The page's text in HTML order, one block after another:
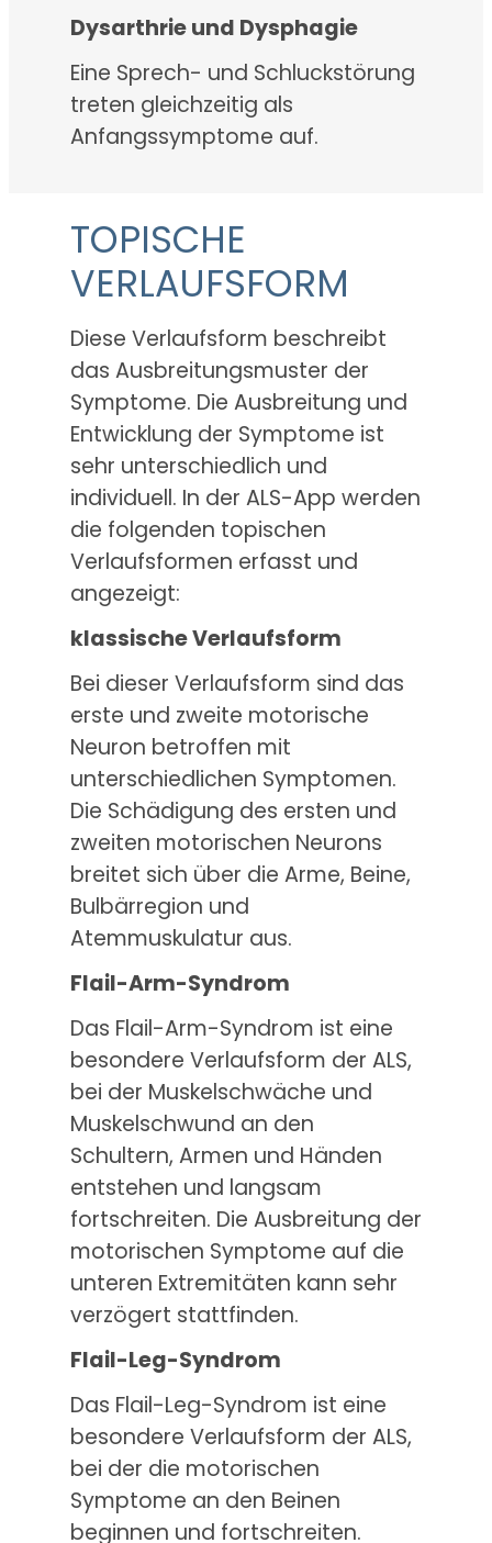
Dysarthrie und Dysphagie
Eine Sprech- und Schluckstörung
treten gleichzeitig als
Anfangssymptome auf.
TOPISCHE
VERLAUFSFORM
Diese Verlaufsform beschreibt
das Ausbreitungsmuster der
Symptome. Die Ausbreitung und
Entwicklung der Symptome ist
sehr unterschiedlich und
individuell. In der ALS-App werden
die folgenden topischen
Verlaufsformen erfasst und
angezeigt:
klassische Verlaufsform
Bei dieser Verlaufsform sind das
erste und zweite motorische
Neuron betroffen mit
unterschiedlichen Symptomen.
Die Schädigung des ersten und
zweiten motorischen Neurons
breitet sich über die Arme, Beine,
Bulbärregion und
Atemmuskulatur aus.
Flail-Arm-Syndrom
Das Flail-Arm-Syndrom ist eine
besondere Verlaufsform der ALS,
bei der Muskelschwäche und
Muskelschwund an den
Schultern, Armen und Händen
entstehen und langsam
fortschreiten. Die Ausbreitung der
motorischen Symptome auf die
unteren Extremitäten kann sehr
verzögert stattfinden.
Flail-Leg-Syndrom
Das Flail-Leg-Syndrom ist eine
besondere Verlaufsform der ALS,
bei der die motorischen
Symptome an den Beinen
beginnen und fortschreiten.